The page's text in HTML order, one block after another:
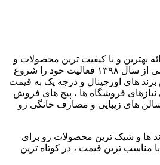
بهترین و با کیفیت ترین محصولات و
دستگاه های پوستی و آرایشی از سال ۱۳۹۸ فعالیت خود را شروع
های اورجینال و درجه یک به قیمت
فروشگاه ها ، پیج های فروش
سالن های زیبایی و مصارف خانگی رو
ها و شیک ترین محصولات رو برای
مناسب ترین قیمت ، در کوتاه ترین